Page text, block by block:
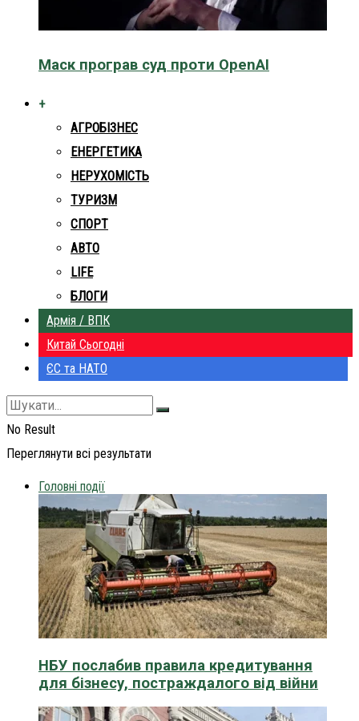
Маск програв суд проти OpenAI
+
АГРОБІЗНЕС
ЕНЕРГЕТИКА
НЕРУХОМІСТЬ
ТУРИЗМ
СПОРТ
АВТО
LIFE
БЛОГИ
Армія / ВПК
Китай Сьогодні
ЄС та НАТО
No Result
Переглянути всі результати
Головні події
НБУ послабив правила кредитування
для бізнесу, постраждалого від війни